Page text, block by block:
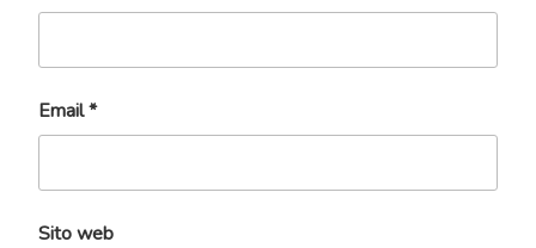
Email*
Sito web